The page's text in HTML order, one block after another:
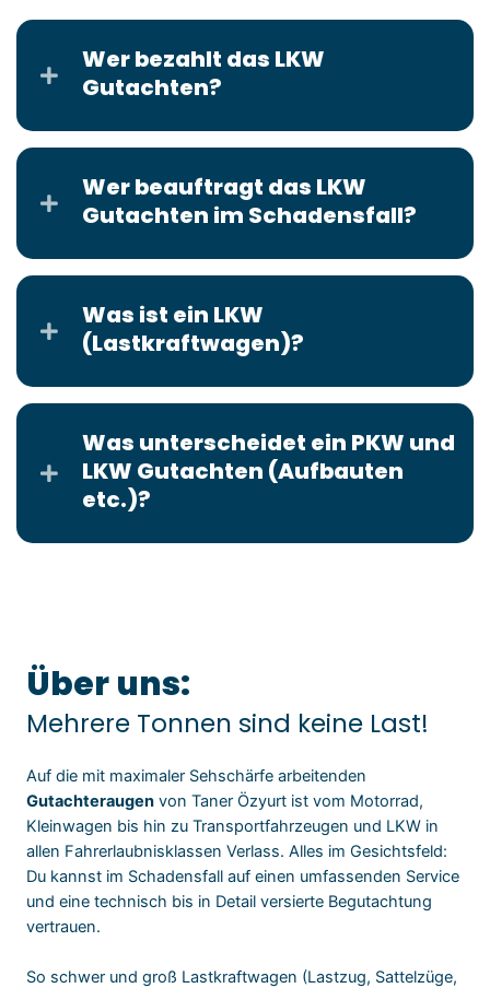
Wer bezahlt das LKW
Gutachten?
Wer beauftragt das LKW
Gutachten im Schadensfall?
Was ist ein LKW
(Lastkraftwagen)?
Was unterscheidet ein PKW und
LKW Gutachten (Aufbauten
etc.)?
Über uns:
Mehrere Tonnen sind keine Last!
Auf die mit maximaler Sehschärfe arbeitenden
Gutachteraugen von Taner Özyurt ist vom Motorrad,
Kleinwagen bis hin zu Transportfahrzeugen und LKW in
allen Fahrerlaubnisklassen Verlass. Alles im Gesichtsfeld:
Du kannst im Schadensfall auf einen umfassenden Service
und eine technisch bis in Detail versierte Begutachtung
vertrauen.
So schwer und groß Lastkraftwagen (Lastzug, Sattelzüge,